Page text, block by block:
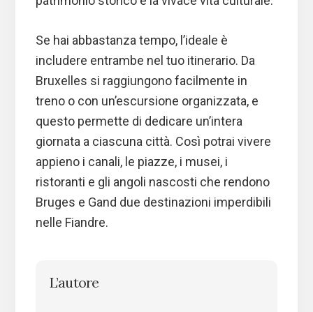
Se hai abbastanza tempo, l’ideale è
includere entrambe nel tuo itinerario. Da
Bruxelles si raggiungono facilmente in
treno o con un’escursione organizzata, e
questo permette di dedicare un’intera
giornata a ciascuna città. Così potrai vivere
appieno i canali, le piazze, i musei, i
ristoranti e gli angoli nascosti che rendono
Bruges e Gand due destinazioni imperdibili
nelle Fiandre.
L’autore